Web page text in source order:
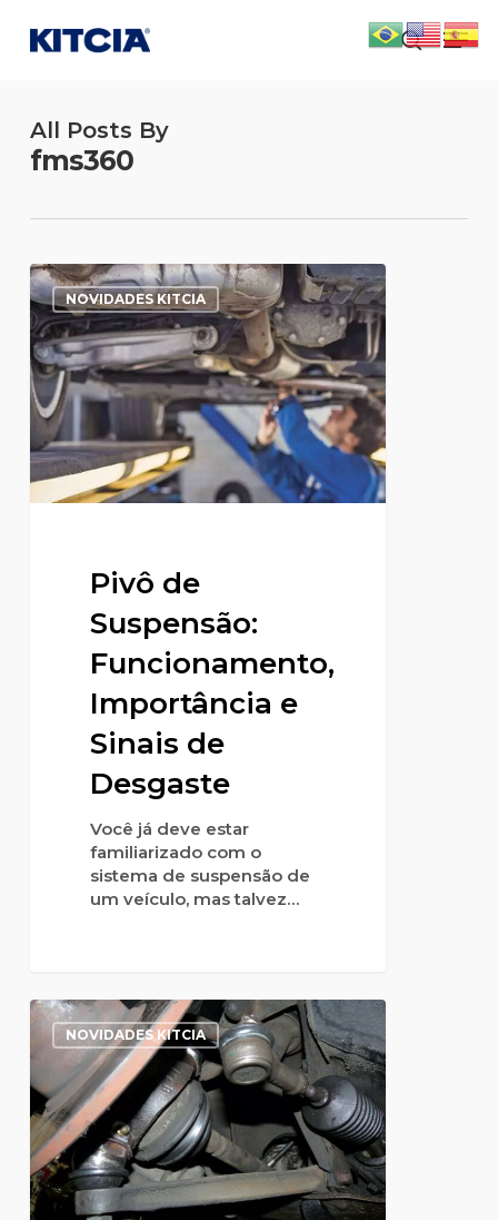
main
search
All Posts By
fms360
NOVIDADES KITCIA
Pivô de
Suspensão:
Funcionamento,
Importância e
Sinais de
Desgaste
Você já deve estar
familiarizado com o
sistema de suspensão de
um veículo, mas talvez…
NOVIDADES KITCIA